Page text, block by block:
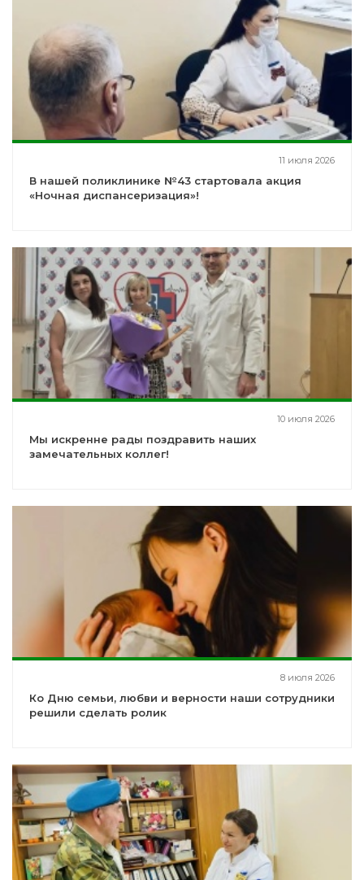
11 июля 2026
В нашей поликлинике №43 стартовала акция
«Ночная диспансеризация»!
10 июля 2026
Мы искренне рады поздравить наших
замечательных коллег!
8 июля 2026
Ко Дню семьи, любви и верности наши сотрудники
решили сделать ролик